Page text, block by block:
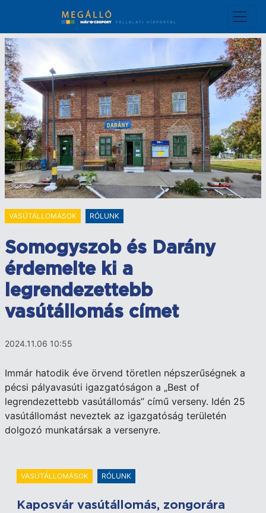
tartalomra
VASÚTÁLLOMÁSOK RÓLUNK
Somogyszob és Darány
érdemelte ki a
legrendezettebb
vasútállomás címet
2024.11.06 10:55
Immár hatodik éve örvend töretlen népszerűségnek a
pécsi pályavasúti igazgatóságon a „Best of
legrendezettebb vasútállomás” című verseny. Idén 25
vasútállomást neveztek az igazgatóság területén
dolgozó munkatársak a versenyre.
VASÚTÁLLOMÁSOK RÓLUNK
Kaposvár vasútállomás, zongorára